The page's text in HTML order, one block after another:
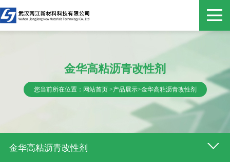
金华高粘沥青改性剂
您当前所在位置： 网站首页>产品展示>金华高粘沥青改性剂
金华高粘沥青改性剂